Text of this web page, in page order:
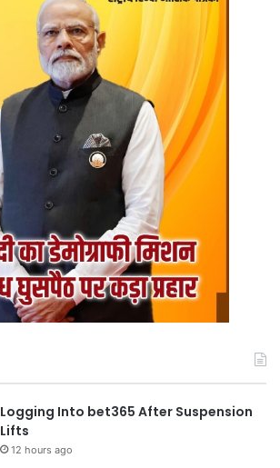
Logging Into bet365 After Suspension
Lifts
12 hours ago